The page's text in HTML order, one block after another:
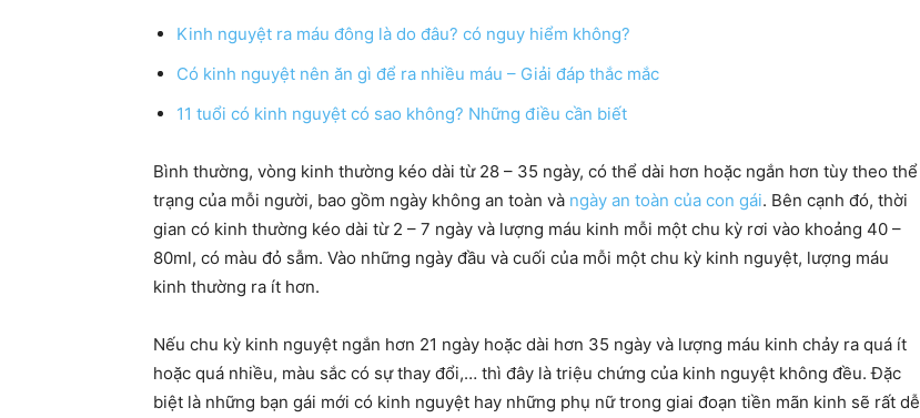
hàng
đầu
Kinh nguyệt ra máu đông là do đâu? có nguy hiểm không?
Có kinh nguyệt nên ăn gì để ra nhiều máu – Giải đáp thắc mắc
11 tuổi có kinh nguyệt có sao không? Những điều cần biết
Bình thường, vòng kinh thường kéo dài từ 28 – 35 ngày, có thể dài hơn hoặc ngắn hơn tùy theo thể
trạng của mỗi người, bao gồm ngày không an toàn và ngày an toàn của con gái. Bên cạnh đó, thời
gian có kinh thường kéo dài từ 2 – 7 ngày và lượng máu kinh mỗi một chu kỳ rơi vào khoảng 40 –
80ml, có màu đỏ sẫm. Vào những ngày đầu và cuối của mỗi một chu kỳ kinh nguyệt, lượng máu
kinh thường ra ít hơn.
Nếu chu kỳ kinh nguyệt ngắn hơn 21 ngày hoặc dài hơn 35 ngày và lượng máu kinh chảy ra quá ít
hoặc quá nhiều, màu sắc có sự thay đổi,… thì đây là triệu chứng của kinh nguyệt không đều. Đặc
biệt là những bạn gái mới có kinh nguyệt hay những phụ nữ trong giai đoạn tiền mãn kinh sẽ rất dễ